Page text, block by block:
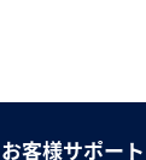
お客様サポート